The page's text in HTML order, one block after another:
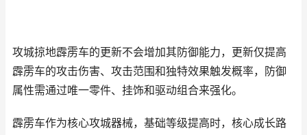
攻城掠地霹雳车的更新不会增加其防御能力，更新仅提高
霹雳车的攻击伤害、攻击范围和独特效果触发概率，防御
属性需通过唯一零件、挂饰和驱动组合来强化。
霹雳车作为核心攻城器械，基础等级提高时，核心成长路